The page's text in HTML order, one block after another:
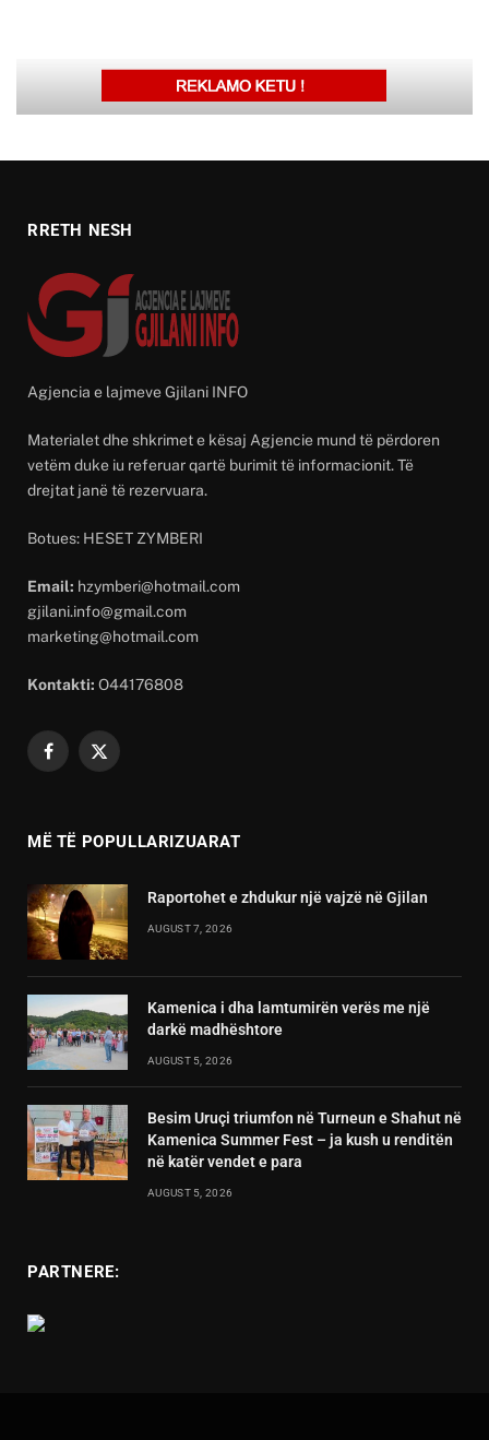
RRETH NESH
Agjencia e lajmeve Gjilani INFO
Materialet dhe shkrimet e kësaj Agjencie mund të përdoren
vetëm duke iu referuar qartë burimit të informacionit. Të
drejtat janë të rezervuara.
Botues: HESET ZYMBERI
Email: hzymberi@hotmail.com
gjilani.info@gmail.com
marketing@hotmail.com
Kontakti: O44176808
Facebook
X
MË TË POPULLARIZUARAT
Raportohet e zhdukur një vajzë në Gjilan
AUGUST 7, 2026
Kamenica i dha lamtumirën verës me një
darkë madhështore
AUGUST 5, 2026
Besim Uruçi triumfon në Turneun e Shahut në
Kamenica Summer Fest – ja kush u renditën
në katër vendet e para
AUGUST 5, 2026
PARTNERE: